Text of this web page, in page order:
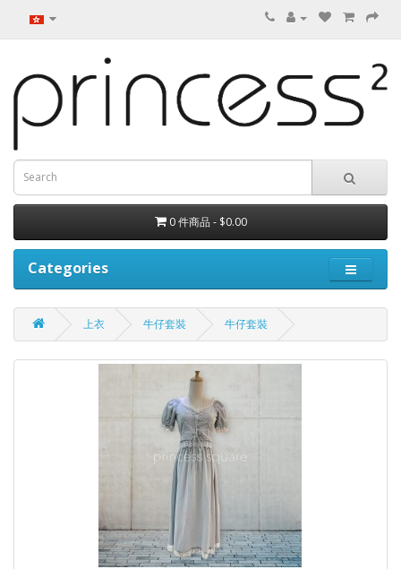
0 件商品 - $0.00
Categories
上衣 牛仔套裝 牛仔套裝